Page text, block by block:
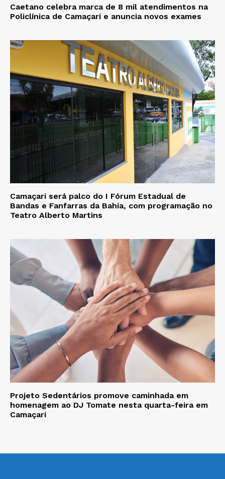
Caetano celebra marca de 8 mil atendimentos na
Policlínica de Camaçari e anuncia novos exames
Camaçari será palco do I Fórum Estadual de
Bandas e Fanfarras da Bahia, com programação no
Teatro Alberto Martins
Projeto Sedentários promove caminhada em
homenagem ao DJ Tomate nesta quarta-feira em
Camaçari